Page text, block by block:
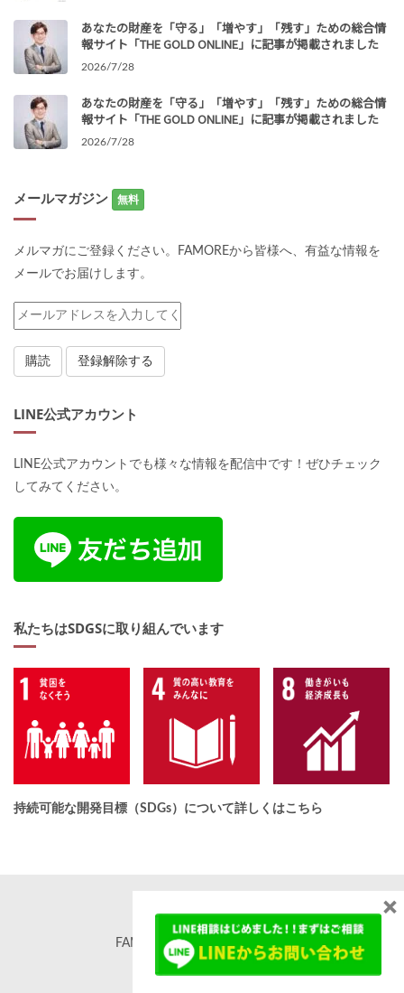
あなたの財産を「守る」「増やす」「残す」ための総合情
報サイト「THE GOLD ONLINE」に記事が掲載されました
2026/7/28
あなたの財産を「守る」「増やす」「残す」ための総合情
報サイト「THE GOLD ONLINE」に記事が掲載されました
2026/7/28
メールマガジン 無料
メルマガにご登録ください。FAMOREから皆様へ、有益な情報を
メールでお届けします。
LINE公式アカウント
LINE公式アカウントでも様々な情報を配信中です！ぜひチェック
してみてください。
私たちはSDGSに取り組んでいます
持続可能な開発目標（SDGs）について詳しくはこちら
FAMORE. All rights reserved. ©
famore.co.jp
×